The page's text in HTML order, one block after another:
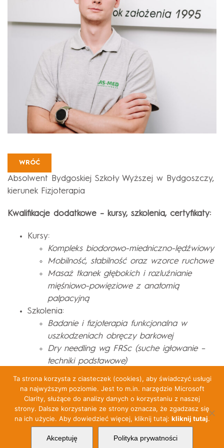
WRÓĆ
Absolwent Bydgoskiej Szkoły Wyższej w Bydgoszczy,
kierunek Fizjoterapia
Kwalifikacje dodatkowe – kursy, szkolenia, certyfikaty:
Kursy:
Kompleks biodorowo-miedniczno-lędźwiowy
Mobilność, stabilność oraz wzorce ruchowe
Masaż tkanek głębokich i rozluźnianie
mięśniowo-powięziowe z anatomią
palpacyjną
Szkolenia:
Badanie i fizjoterapia funkcjonalna w
uszkodzeniach obręczy barkowej
Dry needling wg FRSc (suche igłowanie –
techniki podstawowe)
© Copyright 2025 LAS-MED
Polityka Jakości
Ta strona korzysta z ciasteczek (cookies), aby świadczyć usługi
na najwyższym poziomie. Jest to m.in. narzędzie Microsoft
Clarity, służące do analizy danych o korzystaniu z naszej
strony. Dalsze korzystanie ze strony oznacza, że zgadzasz się
na ich użycie. Aby dowiedzieć więcej, kliknij tutaj: kliknij tutaj.
Akceptuję Polityka prywatności